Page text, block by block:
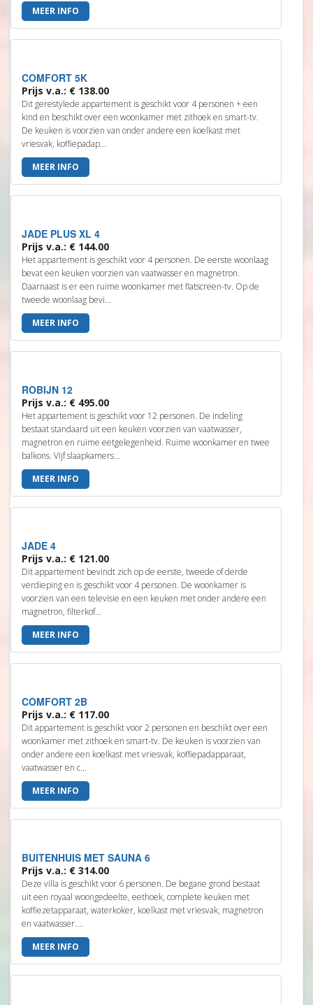
MEER INFO
COMFORT 5K
Prijs v.a.: € 138.00
Dit gerestylede appartement is geschikt voor 4 personen + een
kind en beschikt over een woonkamer met zithoek en smart-tv.
De keuken is voorzien van onder andere een koelkast met
vriesvak, koffiepadap...
MEER INFO
JADE PLUS XL 4
Prijs v.a.: € 144.00
Het appartement is geschikt voor 4 personen. De eerste woonlaag
bevat een keuken voorzien van vaatwasser en magnetron.
Daarnaast is er een ruime woonkamer met flatscreen-tv. Op de
tweede woonlaag bevi...
MEER INFO
ROBIJN 12
Prijs v.a.: € 495.00
Het appartement is geschikt voor 12 personen. De indeling
bestaat standaard uit een keuken voorzien van vaatwasser,
magnetron en ruime eetgelegenheid. Ruime woonkamer en twee
balkons. Vijf slaapkamers...
MEER INFO
JADE 4
Prijs v.a.: € 121.00
Dit appartement bevindt zich op de eerste, tweede of derde
verdieping en is geschikt voor 4 personen. De woonkamer is
voorzien van een televisie en een keuken met onder andere een
magnetron, filterkof...
MEER INFO
COMFORT 2B
Prijs v.a.: € 117.00
Dit appartement is geschikt voor 2 personen en beschikt over een
woonkamer met zithoek en smart-tv. De keuken is voorzien van
onder andere een koelkast met vriesvak, koffiepadapparaat,
vaatwasser en c...
MEER INFO
BUITENHUIS MET SAUNA 6
Prijs v.a.: € 314.00
Deze villa is geschikt voor 6 personen. De begane grond bestaat
uit een royaal woongedeelte, eethoek, complete keuken met
koffiezetapparaat, waterkoker, koelkast met vriesvak, magnetron
en vaatwasser....
MEER INFO